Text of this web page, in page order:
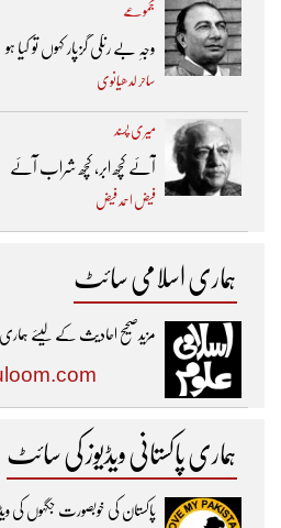
مجموعے
وجہِ بے رنگی گزپار کہوں تو کیا ہو
ساحر لدھیانوی
میری پسند
آئے کچھ ابر، کچھ شراب آئے
فیض احمد فیض
ہماری اسلامی سائٹ
مزیدصحیح احادیث کے لیئے
ہماری پاکستانی ویڈیوز کی سائٹ
پاکستان کی خوبصورت جگہوں کی